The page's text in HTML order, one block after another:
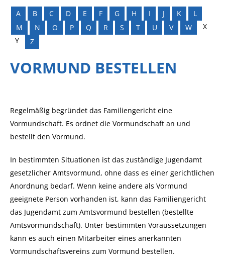
A B C D E F G H I J K
L
M
N O P Q R S T U V W
X
Y
Z
VORMUND BESTELLEN
Regelmäßig begründet das Familiengericht eine
Vormundschaft. Es ordnet die Vormundschaft an und
bestellt den Vormund.
In bestimmten Situationen ist das zuständige Jugendamt
gesetzlicher Amtsvormund, ohne dass es einer gerichtlichen
Anordnung bedarf. Wenn keine andere als Vormund
geeignete Person vorhanden ist, kann das Familiengericht
das Jugendamt zum Amtsvormund bestellen (bestellte
Amtsvormundschaft). Unter bestimmten Voraussetzungen
kann es auch einen Mitarbeiter eines anerkannten
Vormundschaftsvereins zum Vormund bestellen.